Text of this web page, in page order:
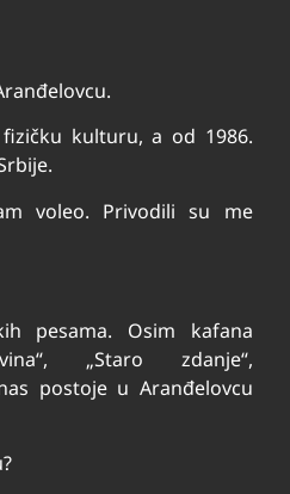
kulturu, a od 1986.
voleo. Privodili su me
pesama. Osim kafana
„Staro zdanje“,
postoje u Aranđelovcu